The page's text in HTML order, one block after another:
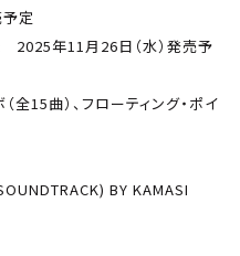
定
2025年11月26日（水）発売予
全15曲）、フローティング・ポイ
BY KAMASI